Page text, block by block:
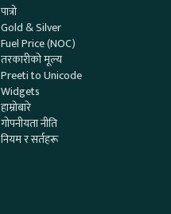
पात्रो
Gold & Silver
Fuel Price (NOC)
तरकारीको मूल्य
Preeti to Unicode
Widgets
हाम्रोबारे
गोपनीयता नीति
नियम र सर्तहरू